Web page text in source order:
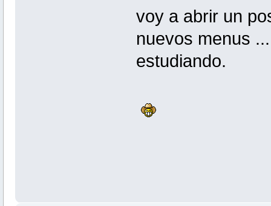
voy a abrir un
nuevos menus
estudiando.